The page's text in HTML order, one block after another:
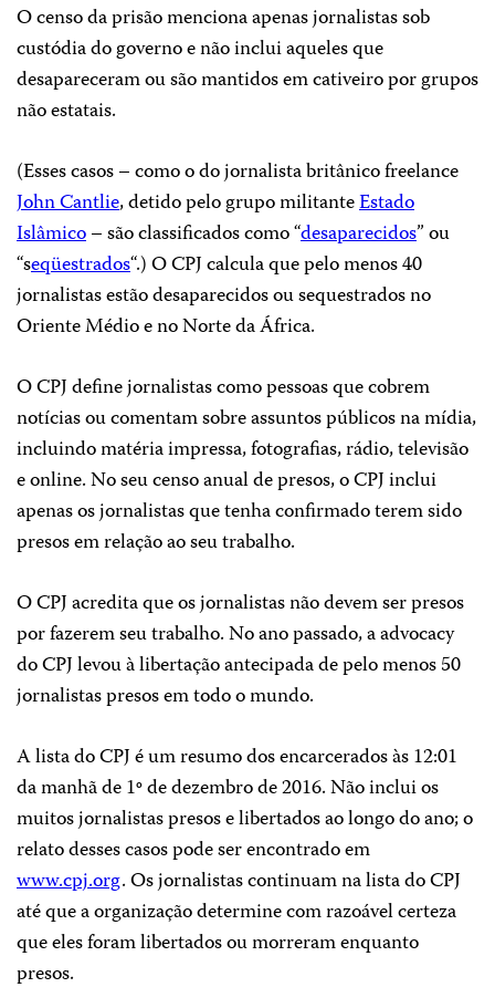
O censo da prisão menciona apenas jornalistas sob
custódia do governo e não inclui aqueles que
desapareceram ou são mantidos em cativeiro por grupos
não estatais.
(Esses casos – como o do jornalista britânico freelance
John Cantlie, detido pelo grupo militanteEstado
Islâmico– são classificados como “desaparecidos” ou
“seqüestrados“.) O CPJ calcula que pelo menos 40
jornalistas estão desaparecidos ou sequestrados no
Oriente Médio e no Norte da África.
O CPJ define jornalistas como pessoas que cobrem
notícias ou comentam sobre assuntos públicos na mídia,
incluindo matéria impressa, fotografias, rádio, televisão
e online. No seu censo anual de presos, o CPJ inclui
apenas os jornalistas que tenha confirmado terem sido
presos em relação ao seu trabalho.
O CPJ acredita que os jornalistas não devem ser presos
por fazerem seu trabalho. No ano passado, a advocacy
do CPJ levou à libertação antecipada de pelo menos 50
jornalistas presos em todo o mundo.
A lista do CPJ é um resumo dos encarcerados às 12:01
da manhã de 1º de dezembro de 2016. Não inclui os
muitos jornalistas presos e libertados ao longo do ano; o
relato desses casos pode ser encontrado em
www.cpj.org. Os jornalistas continuam na lista do CPJ
até que a organização determine com razoável certeza
que eles foram libertados ou morreram enquanto
presos.